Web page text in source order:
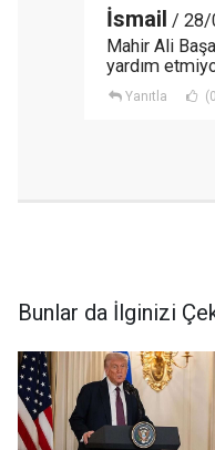
İsmail / 28/
Mahir Ali
yardım
Yanıtla
Bunlar da İlginizi